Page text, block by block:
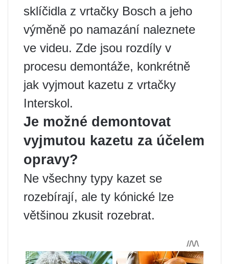
sklíčidla z vrtačky Bosch a jeho
výměně po namazání naleznete
ve videu. Zde jsou rozdíly v
procesu demontáže, konkrétně
jak vyjmout kazetu z vrtačky
Interskol.
Je možné demontovat
vyjmutou kazetu za účelem
opravy?
Ne všechny typy kazet se
rozebírají, ale ty kónické lze
většinou zkusit rozebrat.